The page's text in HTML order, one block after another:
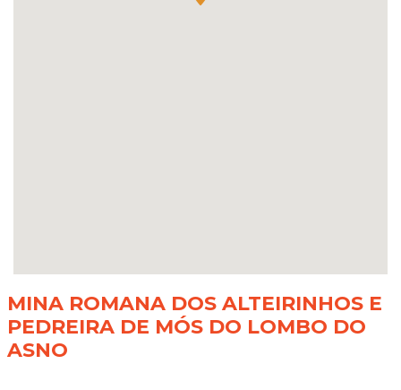
MINA ROMANA DOS ALTEIRINHOS E
PEDREIRA DE MÓS DO LOMBO DO
ASNO